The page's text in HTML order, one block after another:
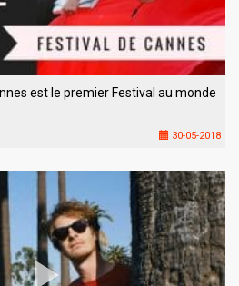
est le premier Festival au monde
30-05-2018